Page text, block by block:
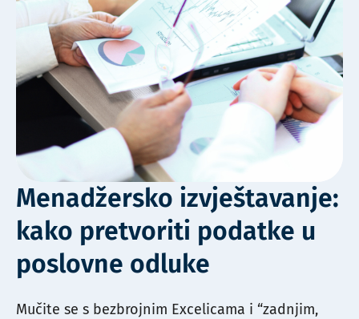
Menadžersko izvještavanje:
kako pretvoriti podatke u
poslovne odluke
Mučite se s bezbrojnim Excelicama i “zadnjim,